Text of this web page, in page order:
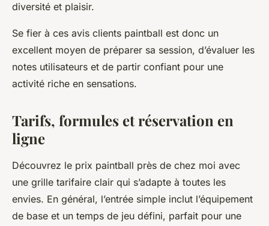
diversité et plaisir.
Se fier à ces avis clients paintball est donc un
excellent moyen de préparer sa session, d’évaluer les
notes utilisateurs et de partir confiant pour une
activité riche en sensations.
Tarifs, formules et réservation en
ligne
Découvrez le prix paintball près de chez moi avec
une grille tarifaire clair qui s’adapte à toutes les
envies. En général, l’entrée simple inclut l’équipement
de base et un temps de jeu défini, parfait pour une